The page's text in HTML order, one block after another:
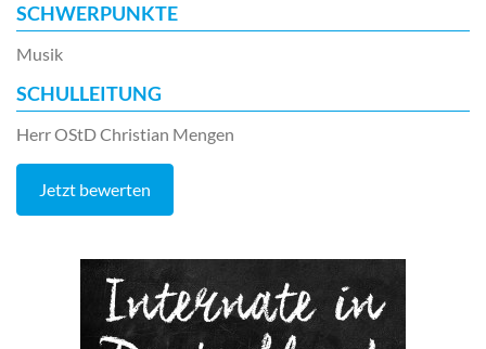
SCHWERPUNKTE
Musik
SCHULLEITUNG
Herr OStD Christian Mengen
Jetzt bewerten